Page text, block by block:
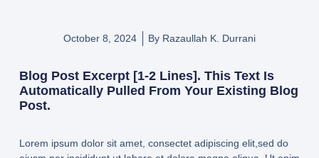
October 8, 2024 By Razaullah K. Durrani
Blog Post Excerpt [1-2 Lines]. This Text Is
Automatically Pulled From Your Existing Blog
Post.
Lorem ipsum dolor sit amet, consectet adipiscing elit,sed do